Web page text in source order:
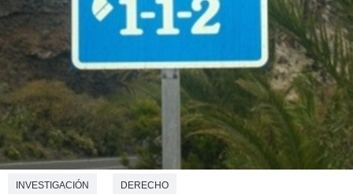
INVESTIGACIÓN DERECHO